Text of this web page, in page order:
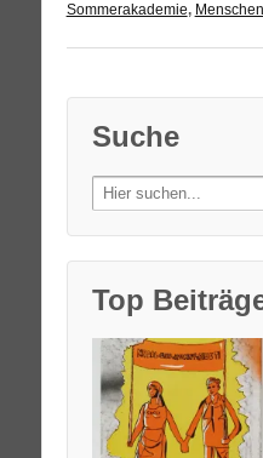
Sommerakademie,
Suche
Search
for:
Top